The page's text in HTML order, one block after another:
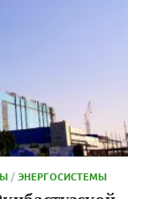
/ЭНЕРГОСИСТЕМЫ